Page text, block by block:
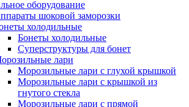
оборудование
шоковой заморозки
холодильные
Бонеты холодильные
Суперструктуры для бонет
лари
Морозильные лари с глухой крышкой
Морозильные лари с крышкой из
гнутого стекла
Морозильные лари с прямой